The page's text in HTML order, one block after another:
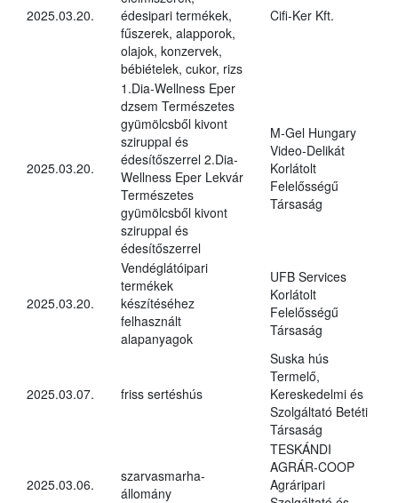
2025.03.20.
édesipari termékek,
fűszerek, alapporok,
olajok, konzervek,
bébiételek, cukor, rizs
Cifi-Ker Kft.
2025.03.20.
1.Dia-Wellness Eper
dzsem Természetes
gyümölcsből kivont
sziruppal és
édesítőszerrel 2.Dia-
Wellness Eper Lekvár
Természetes
gyümölcsből kivont
sziruppal és
édesítőszerrel
M-Gel Hungary
Video-Delikát
Korlátolt
Felelősségű
Társaság
2025.03.20.
Vendéglátóipari
termékek
készítéséhez
felhasznált
alapanyagok
UFB Services
Korlátolt
Felelősségű
Társaság
2025.03.07. friss sertéshús
Suska hús
Termelő,
Kereskedelmi és
Szolgáltató Betéti
Társaság
2025.03.06.
szarvasmarha-
állomány
TESKÁNDI
AGRÁR-COOP
Agráripari